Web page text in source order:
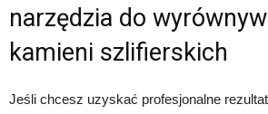
narzędzia do
kamieni szlifierskich
Jeśli chcesz uzyskać profesjonalne